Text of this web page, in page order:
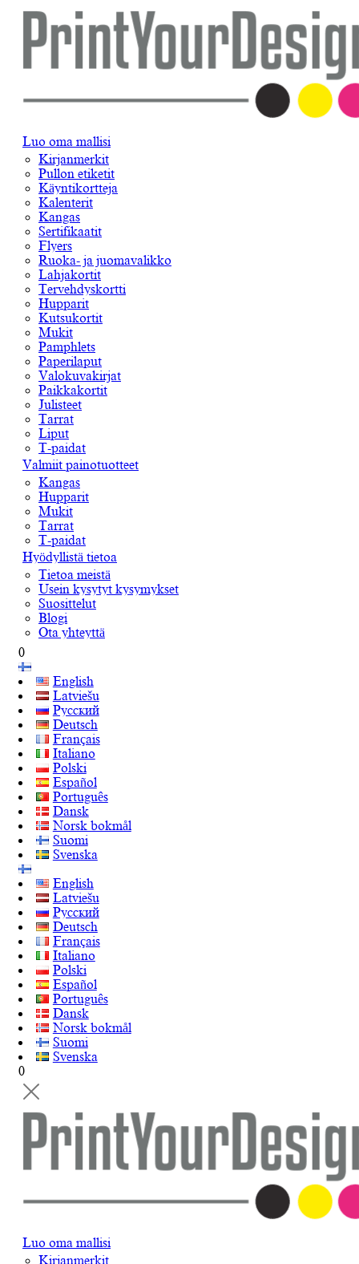
Luo oma mallisi
Kirjanmerkit
Pullon etiketit
Käyntikortteja
Kalenterit
Kangas
Sertifikaatit
Flyers
Ruoka- ja juomavalikko
Lahjakortit
Tervehdyskortti
Hupparit
Kutsukortit
Mukit
Pamphlets
Paperilaput
Valokuvakirjat
Paikkakortit
Julisteet
Tarrat
Liput
T-paidat
Valmiit painotuotteet
Kangas
Hupparit
Mukit
Tarrat
T-paidat
Hyödyllistä tietoa
Tietoa meistä
Usein kysytyt kysymykset
Suosittelut
Blogi
Ota yhteyttä
0
English
Latviešu
Русский
Deutsch
Français
Italiano
Polski
Español
Português
Dansk
Norsk bokmål
Suomi
Svenska
English
Latviešu
Русский
Deutsch
Français
Italiano
Polski
Español
Português
Dansk
Norsk bokmål
Suomi
Svenska
0
Luo oma mallisi
Kirjanmerkit